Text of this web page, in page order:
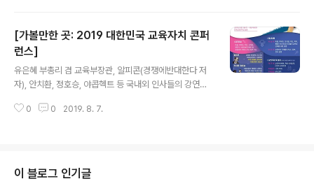
정책연구 결과를 반영한 것입니다. 학교 공기정화장치 선
정기준은 교실 공간의 특성과한국실내환경학회의 정책연
구 결과를 반영한 것입니다.​... blog.naver.com #학교 #
공기정화장치 #선정기준 #교실공간 #정책연구 #안내서
#공기청정기 #초등돌봄교실 ​
[가볼만한 곳: 2019 대한민국 교육자치 콘퍼
런스]​
유은혜 부총리 겸 교육부장관, 알피콘(경쟁에반대한다 저
자), 안치환, 정호승, 야콥헥트 등 국내외 인사들의 강연과
생, 학부모, 주민, 교직원 등 관심 있는 누구나 무료로 방문
2019.org #교육자치 #대한민국교육자치콘퍼런스 #알피
콘 #경쟁에반대한다 #안치환 #정호승 #야콥헥트 #한국
0 0 2019. 8. 7.
이 블로그 인기글